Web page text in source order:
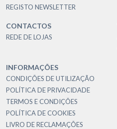
REGISTO NEWSLETTER
CONTACTOS
REDE DE LOJAS
INFORMAÇÕES
CONDIÇÕES DE UTILIZAÇÃO
POLÍTICA DE PRIVACIDADE
TERMOS E CONDIÇÕES
POLÍTICA DE COOKIES
LIVRO DE RECLAMAÇÕES